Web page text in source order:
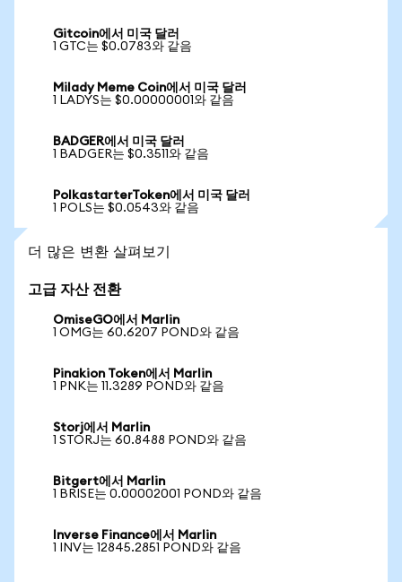
Gitcoin에서 미국 달러
1 GTC는 $0.0783와 같음
Milady Meme Coin에서 미국 달러
1 LADYS는 $0.00000001와 같음
BADGER에서 미국 달러
1 BADGER는 $0.3511와 같음
PolkastarterToken에서 미국 달러
1 POLS는 $0.0543와 같음
더 많은 변환 살펴보기
고급 자산 전환
OmiseGO에서 Marlin
1 OMG는 60.6207 POND와 같음
Pinakion Token에서 Marlin
1 PNK는 11.3289 POND와 같음
Storj에서 Marlin
1 STORJ는 60.8488 POND와 같음
Bitgert에서 Marlin
1 BRISE는 0.00002001 POND와 같음
Inverse Finance에서 Marlin
1 INV는 12845.2851 POND와 같음